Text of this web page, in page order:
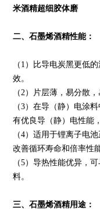
米酒精超细胶体磨
二、石墨烯酒精性能：
（1）比导电炭黑更低
效。
（2）片层薄，易分散
（3）在导（静）电涂
有优良导（静）电性能
（4）适用于锂离子电
改善循环寿命和倍率性
（5）导热性能优异，
料。
三、石墨烯酒精用途：